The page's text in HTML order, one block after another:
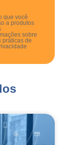
que você
a produtos
sobre
práticas de